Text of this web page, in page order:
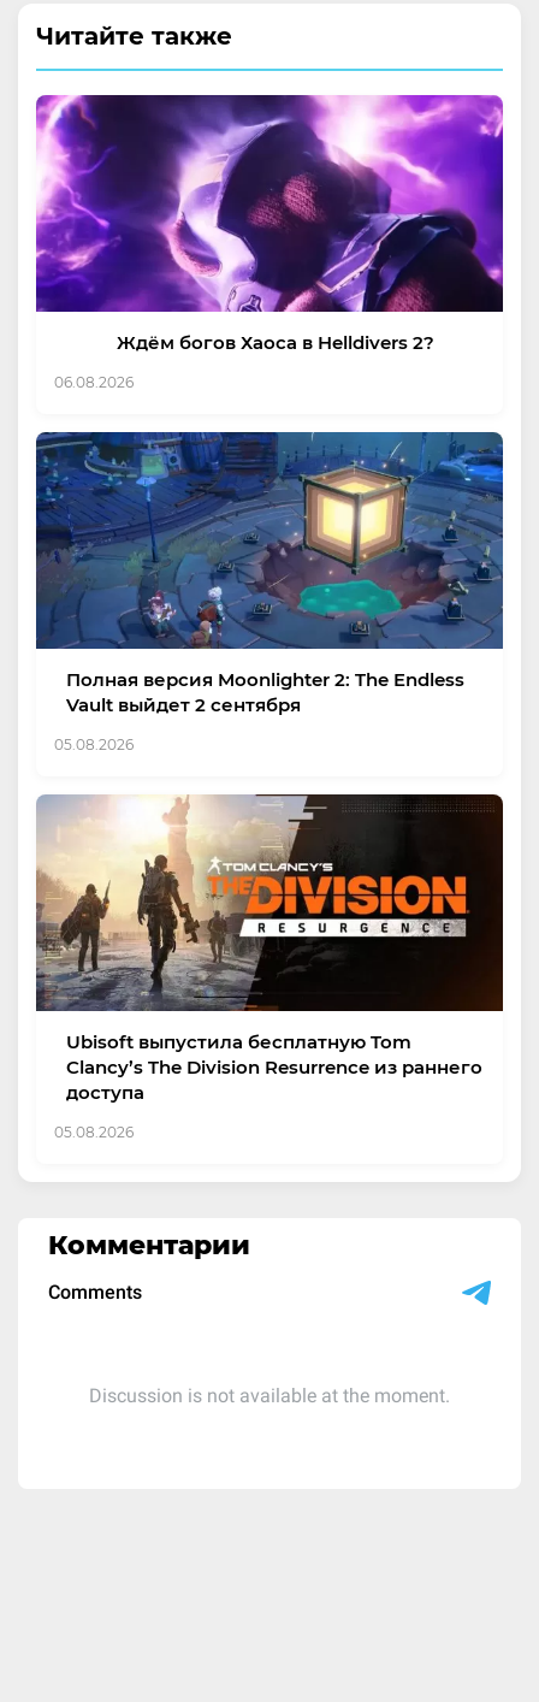
Читайте также
Ждём богов Хаоса в Helldivers 2?
06.08.2026
Полная версия Moonlighter 2: The Endless
Vault выйдет 2 сентября
05.08.2026
Ubisoft выпустила бесплатную Tom
Clancy’s The Division Resurrence из раннего
доступа
05.08.2026
Комментарии